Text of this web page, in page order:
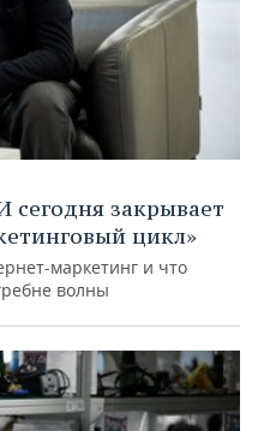
закрывает
цикл»
маркетинг и что
волны